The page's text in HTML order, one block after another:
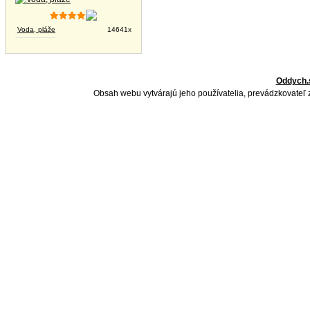
Voda, pláže 14641x
Obsah webu vytvárajú jeho používatelia,